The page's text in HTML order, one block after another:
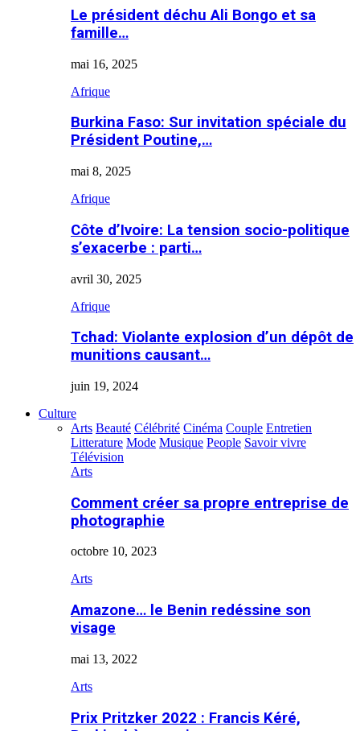
Le président déchu Ali Bongo et sa
famille…
mai 16, 2025
Afrique
Burkina Faso: Sur invitation spéciale du
Président Poutine,…
mai 8, 2025
Afrique
Côte d’Ivoire: La tension socio-politique
s’exacerbe : parti…
avril 30, 2025
Afrique
Tchad: Violante explosion d’un dépôt de
munitions causant…
juin 19, 2024
Culture
Arts Beauté Célébrité Cinéma Couple Entretien
Litterature Mode Musique People Savoir vivre
Télévision
Arts
Comment créer sa propre entreprise de
photographie
octobre 10, 2023
Arts
Amazone… le Benin redéssine son
visage
mai 13, 2022
Arts
Prix Pritzker 2022 : Francis Kéré,